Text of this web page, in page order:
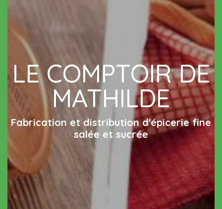
LE COMPTOIR DE
MATHILDE
Fabrication et distribution d'épicerie fine
salée et sucrée